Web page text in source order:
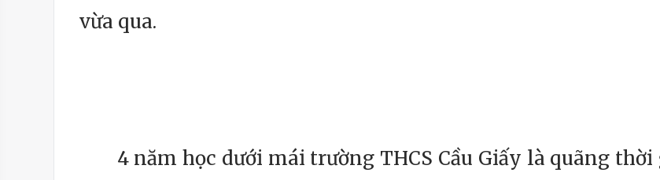
vừa qua.
4 năm học dưới mái trường THCS Cầu Giấy là quãng thời